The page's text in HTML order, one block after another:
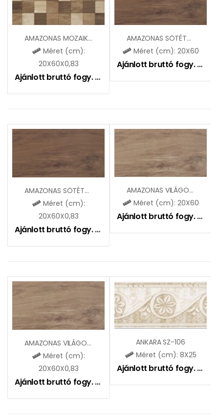
AMAZONAS MOZAIKOS ZGD62108
Méret (cm):
20X60X0,83
Ajánlott bruttó fogy. ár:
AMAZONAS SÖTÉTBARNA ZBD62007
Méret (cm): 20X60
Ajánlott bruttó fogy. ár:
AMAZONAS SÖTÉTBARNA ZGD62107
Méret (cm):
20X60X0,83
Ajánlott bruttó fogy. ár:
AMAZONAS VILÁGOSBARNA ZBD62005
Méret (cm): 20X60
Ajánlott bruttó fogy. ár:
AMAZONAS VILÁGOSBARNA ZGD62105
Méret (cm):
20X60X0,83
Ajánlott bruttó fogy. ár: 6495Ft
ANKARA SZ-106
Méret (cm): 8X25
Ajánlott bruttó fogy. ár: